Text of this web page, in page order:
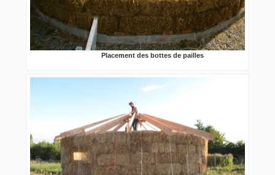
Placement des bottes de pailles